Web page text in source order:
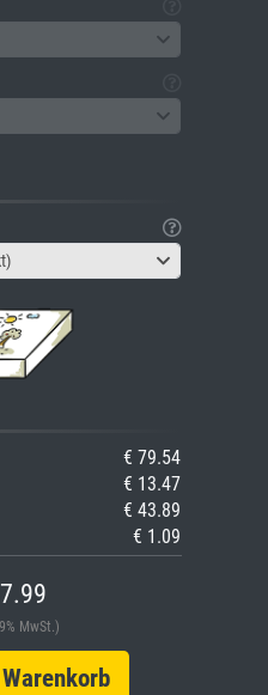
€ 79.54
€ 13.47
€ 43.89
€ 1.09
MwSt.)